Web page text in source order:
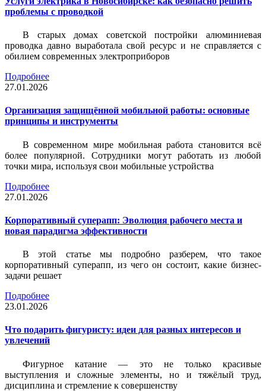
проблемы с проводкой
В старых домах советской постройки алюминиевая
проводка давно выработала свой ресурс и не справляется с
обилием современных электроприборов
Подробнее
27.01.2026
Организация защищённой мобильной работы: основные
принципы и инструменты
В современном мире мобильная работа становится всё
более популярной. Сотрудники могут работать из любой
точки мира, используя свои мобильные устройства
Подробнее
27.01.2026
Корпоративный суперапп: Эволюция рабочего места и
новая парадигма эффективности
В этой статье мы подробно разберем, что такое
корпоративный суперапп, из чего он состоит, какие бизнес-
задачи решает
Подробнее
23.01.2026
Что подарить фигуристу: идеи для разных интересов и
увлечений
Фигурное катание — это не только красивые
выступления и сложные элементы, но и тяжёлый труд,
дисциплина и стремление к совершенству